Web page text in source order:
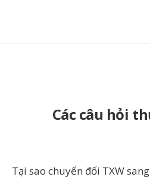
Các câu hỏi
Tại sao chuyển đổi TXW sang